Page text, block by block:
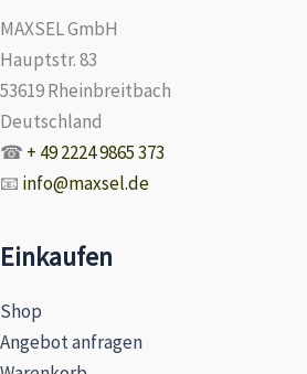
MAXSEL GmbH
Hauptstr. 83
53619 Rheinbreitbach
Deutschland
☎ + 49 2224 9865 373
📧 info@maxsel.de
Einkaufen
Shop
Angebot anfragen